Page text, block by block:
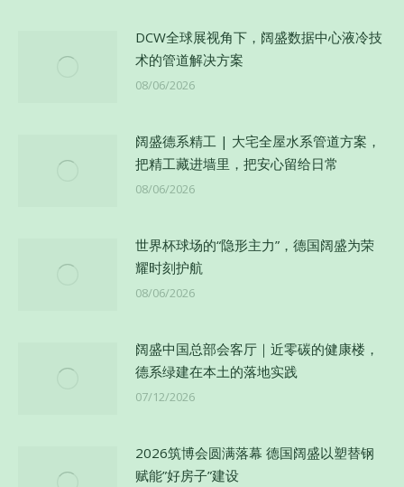
DCW全球展视角下，阔盛数据中心液冷技
术的管道解决方案
08/06/2026
阔盛德系精工 | 大宅全屋水系管道方案，
把精工藏进墙里，把安心留给日常
08/06/2026
世界杯球场的“隐形主力”，德国阔盛为荣
耀时刻护航
08/06/2026
阔盛中国总部会客厅｜近零碳的健康楼，
德系绿建在本土的落地实践
07/12/2026
2026筑博会圆满落幕 德国阔盛以塑替钢
赋能”好房子”建设